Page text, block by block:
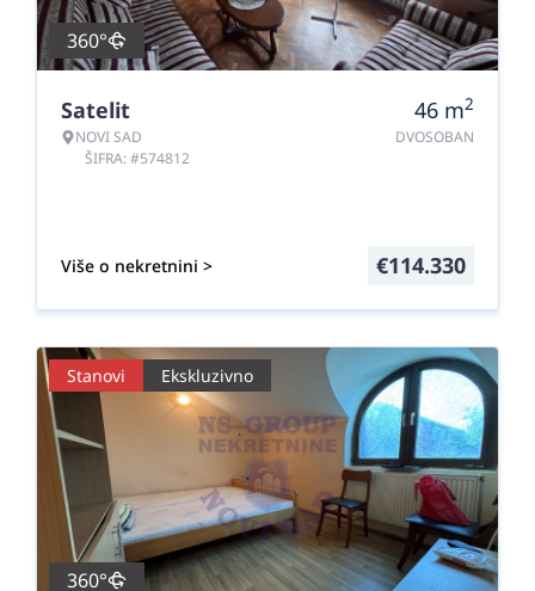
360°
Satelit
NOVI SAD
ŠIFRA: #574812
46 m2
DVOSOBAN
Više o nekretnini > €114.330
Stanovi Ekskluzivno
360°